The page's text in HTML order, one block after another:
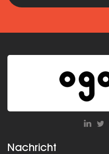
Nachricht
· What Is the Smallest Car
Compact Size Ever Safe?